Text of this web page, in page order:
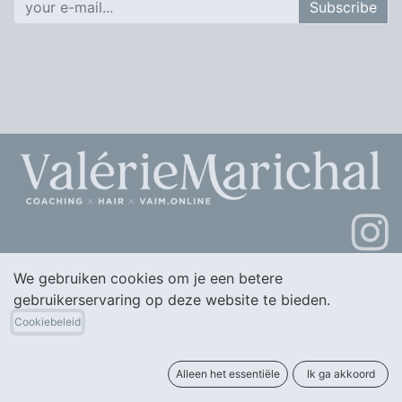
Subscribe
valerie@vaim.be
+32 495668792
BTW ​BE1008.967.796
We gebruiken cookies om je een betere
gebruikerservaring op deze website te bieden.
Cookiebeleid
Alleen het essentiële Ik ga akkoord